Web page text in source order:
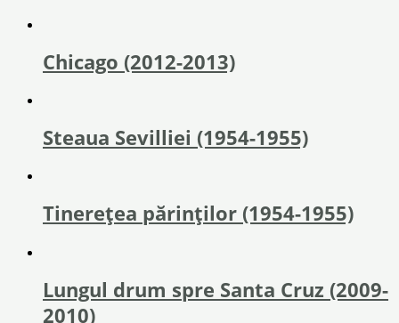
Chicago (2012-2013)
Steaua Sevilliei (1954-1955)
Tinereţea părinţilor (1954-1955)
Lungul drum spre Santa Cruz (2009-
2010)